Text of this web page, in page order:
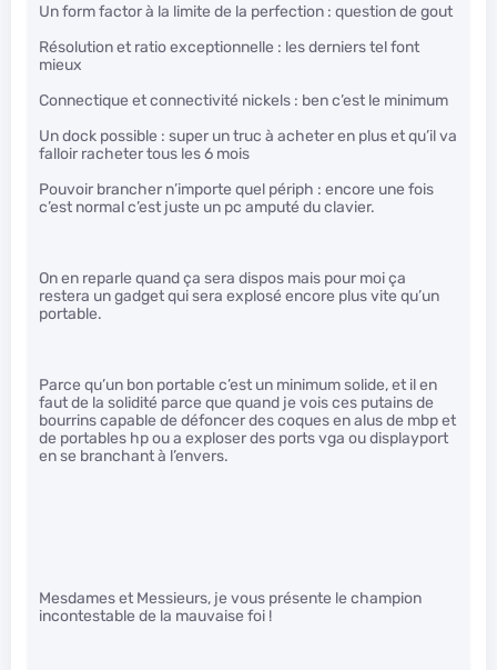
Un form factor à la limite de la perfection : question de gout
Résolution et ratio exceptionnelle : les derniers tel font
mieux
Connectique et connectivité nickels : ben c’est le minimum
Un dock possible : super un truc à acheter en plus et qu’il va
falloir racheter tous les 6 mois
Pouvoir brancher n’importe quel périph : encore une fois
c’est normal c’est juste un pc amputé du clavier.
On en reparle quand ça sera dispos mais pour moi ça
restera un gadget qui sera explosé encore plus vite qu’un
portable.
Parce qu’un bon portable c’est un minimum solide, et il en
faut de la solidité parce que quand je vois ces putains de
bourrins capable de défoncer des coques en alus de mbp et
de portables hp ou a exploser des ports vga ou displayport
en se branchant à l’envers.
Mesdames et Messieurs, je vous présente le champion
incontestable de la mauvaise foi !